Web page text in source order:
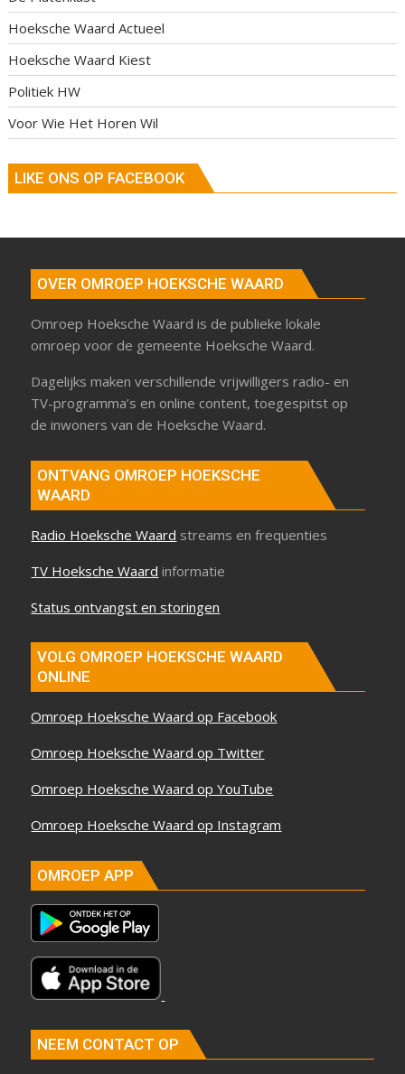
Hoeksche Waard Actueel
Hoeksche Waard Kiest
Politiek HW
Voor Wie Het Horen Wil
LIKE ONS OP FACEBOOK
OVER OMROEP HOEKSCHE WAARD
Omroep Hoeksche Waard is de publieke lokale
omroep voor de gemeente Hoeksche Waard.
Dagelijks maken verschillende vrijwilligers radio- en
TV-programma’s en online content, toegespitst op
de inwoners van de Hoeksche Waard.
ONTVANG OMROEP HOEKSCHE
WAARD
Radio Hoeksche Waard streams en frequenties
TV Hoeksche Waard informatie
Status ontvangst en storingen
VOLG OMROEP HOEKSCHE WAARD
ONLINE
Omroep Hoeksche Waard op Facebook
Omroep Hoeksche Waard op Twitter
Omroep Hoeksche Waard op YouTube
Omroep Hoeksche Waard op Instagram
OMROEP APP
NEEM CONTACT OP